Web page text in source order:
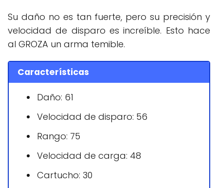
Su daño no es tan fuerte, pero su precisión y
velocidad de disparo es increíble. Esto hace
al GROZA un arma temible.
Características
Daño: 61
Velocidad de disparo: 56
Rango: 75
Velocidad de carga: 48
Cartucho: 30